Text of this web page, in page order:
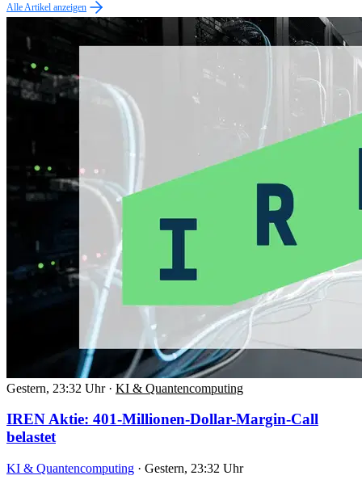
Alle Artikel anzeigen
Gestern, 23:32 Uhr · KI & Quantencomputing
IREN Aktie: 401-Millionen-Dollar-Margin-Call
belastet
KI & Quantencomputing · Gestern, 23:32 Uhr